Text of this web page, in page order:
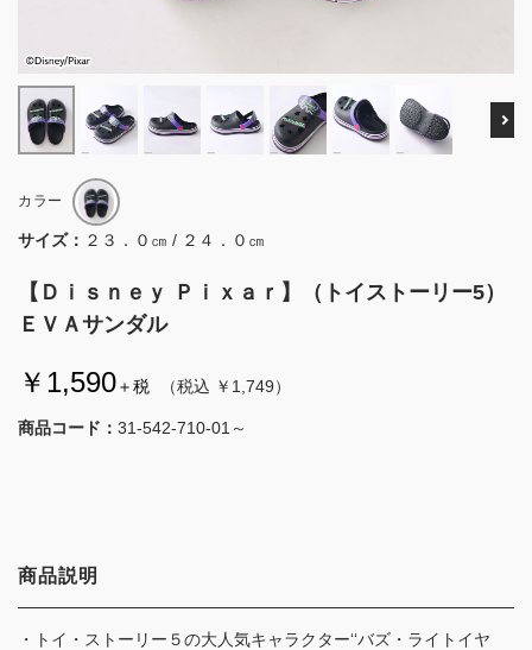
【Ｄｉｓｎｅｙ Ｐｉｘａｒ】（トイストーリー5）
ＥＶＡサンダル
￥1,590＋税 （税込 ￥1,749）
商品コード： 31-542-710-01～
カラー
サイズ： ２３．０㎝ / ２４．０㎝
商品説明
・トイ・ストーリー５の大人気キャラクター‘‘バズ・ライトイヤ